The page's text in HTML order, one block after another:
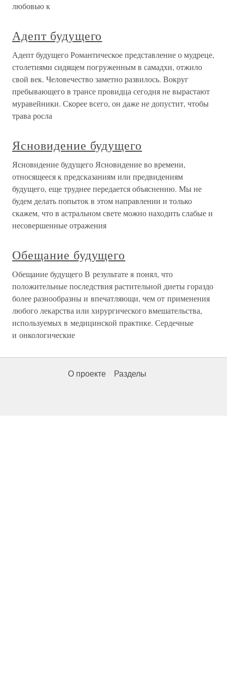
любовью к
Адепт будущего
Адепт будущего Романтическое представление о мудреце,
столетиями сидящем погруженным в самадхи, отжило
свой век. Человечество заметно развилось. Вокруг
пребывающего в трансе провидца сегодня не вырастают
муравейники. Скорее всего, он даже не допустит, чтобы
трава росла
Ясновидение будущего
Ясновидение будущего Ясновидение во времени,
относящееся к предсказаниям или предвидениям
будущего, еще труднее передается объяснению. Мы не
будем делать попыток в этом направлении и только
скажем, что в астральном свете можно находить слабые и
несовершенные отражения
Обещание будущего
Обещание будущего В результате я понял, что
положительные последствия растительной диеты гораздо
более разнообразны и впечатляющи, чем от применения
любого лекарства или хирургического вмешательства,
используемых в медицинской практике. Сердечные
и онкологические
О проекте Разделы